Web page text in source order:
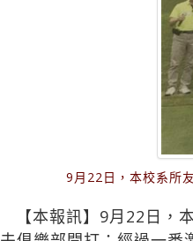
9月22日，本校系所
【本報訊】9月22日